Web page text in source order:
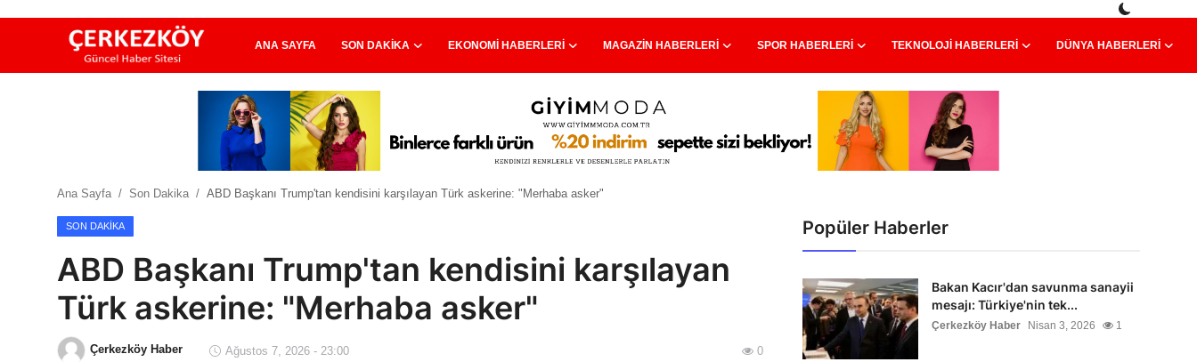
ANA SAYFA SON DAKIKA EKONOMI HABERLERI MAGAZIN HABERLERI SPOR HABERLERI TEKNOLOJI HABERLERI DÜNYA HABERLERI
Ekonomi Haberleri
Teknoloji Haberleri
Ana Sayfa Son Dakika ABD Başkanı Trump'tan kendisini karşılayan Türk askerine: "Merhaba asker"
SON DAKIKA
ABD Başkanı Trump'tan kendisini karşılayan
Türk askerine: "Merhaba asker"
Çerkezköy Haber Ağustos 7, 2026 - 23:00 0
Popüler Haberler
Bakan Kacır'dan savunma sanayii
mesajı: Türkiye'nin tek...
Çerkezköy Haber Nisan 3, 2026 1